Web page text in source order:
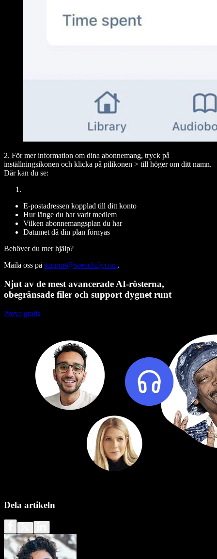
2. För mer information om dina abonnemang, tryck på
inställningsikonen och klicka på pilikonen > till höger om ditt namn.
Där kan du se:
E-postadressen kopplad till ditt konto
Hur länge du har varit medlem
Vilken abonnemangsplan du har
Datumet då din plan förnyas
Behöver du mer hjälp?
Maila oss på support@speechify.com.
Njut av de mest avancerade AI-rösterna,
obegränsade filer och support dygnet runt
Prova gratis
Dela artikeln